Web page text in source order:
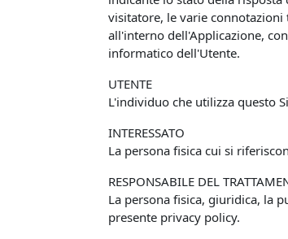
visitatore, le varie
all'interno dell'Applicazione,
informatico dell'Utente.
UTENTE
L'individuo che utilizza questo
INTERESSATO
La persona fisica cui si
RESPONSABILE DEL
La persona fisica, giuridica, la
presente privacy policy.